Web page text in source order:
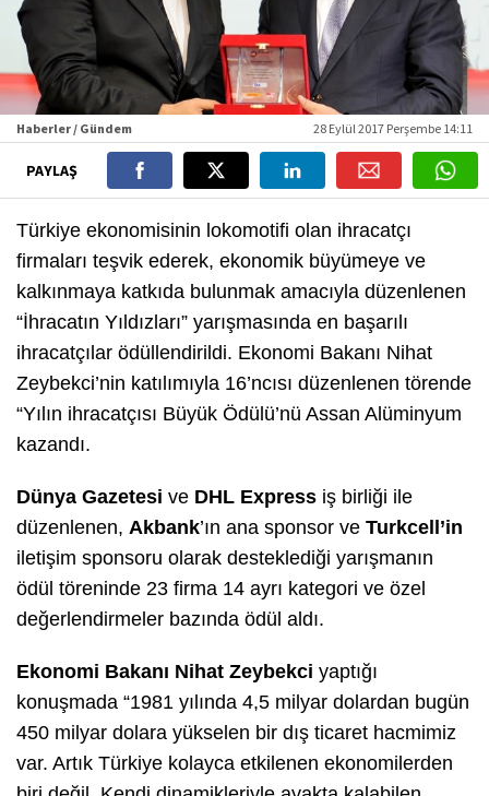
Haberler / Gündem 28 Eylül 2017 Perşembe 14:11
PAYLAŞ
Türkiye ekonomisinin lokomotifi olan ihracatçı
firmaları teşvik ederek, ekonomik büyümeye ve
kalkınmaya katkıda bulunmak amacıyla düzenlenen
“İhracatın Yıldızları” yarışmasında en başarılı
ihracatçılar ödüllendirildi. Ekonomi Bakanı Nihat
Zeybekci’nin katılımıyla 16’ncısı düzenlenen törende
“Yılın ihracatçısı Büyük Ödülü’nü Assan Alüminyum
kazandı.
Dünya Gazetesi ve DHL Express iş birliği ile
düzenlenen, Akbank’ın ana sponsor ve Turkcell’in
iletişim sponsoru olarak desteklediği yarışmanın
ödül töreninde 23 firma 14 ayrı kategori ve özel
değerlendirmeler bazında ödül aldı.
Ekonomi Bakanı Nihat Zeybekci yaptığı
konuşmada “1981 yılında 4,5 milyar dolardan bugün
450 milyar dolara yükselen bir dış ticaret hacmimiz
var. Artık Türkiye kolayca etkilenen ekonomilerden